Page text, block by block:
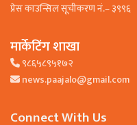
प्रेस काउन्सिल सूचीकरण नं.– ३९९६
मार्केटिंग शाखा
९८६५८९५१७२
news.paajalo@gmail.com
Connect With Us